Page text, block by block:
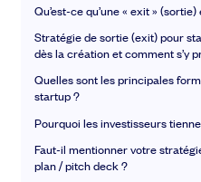
Préparer son pitch deck
Trouver des investisseurs
Générer sa documentation
Qu’est-ce qu’une « exit »
Stratégie de sortie (exit) pour
dès la création et comment s’y
Quelles sont les principales
startup ?
Pourquoi les investisseurs
Faut-il mentionner votre
plan / pitch deck ?